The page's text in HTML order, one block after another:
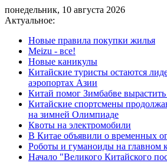
понедельник, 10 августа 2026
Актуальное:
Новые правила покупки жилья
Meizu - все!
Новые каникулы
Китайские туристы остаются
аэропортах Азии
Китай помог Зимбабве
Китайские спортсмены
на зимней Олимпиаде
Квоты на электромобили
В Китае объявили о временных
Роботы и гуманоиды на главном
Начало "Великого Китайского